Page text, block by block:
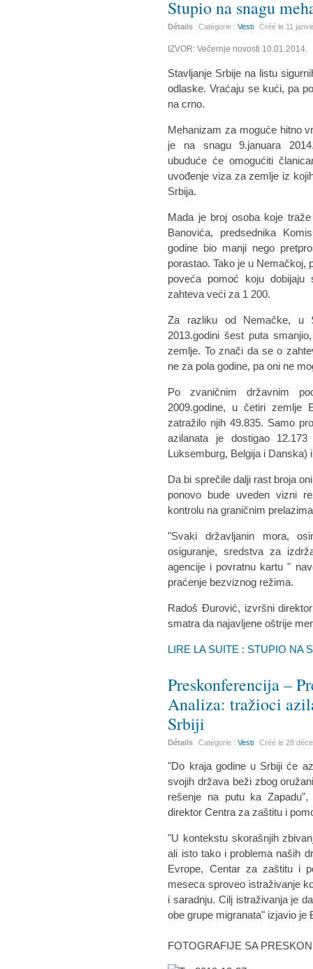
Stupio na snagu
Détails Catégorie :Vesti Créé le 11
IZVOR: Večernje novosti 10.01.2014.
Stavljanje Srbije na listu
odlaske. Vraćaju se kući, pa
na crno.
Mehanizam za moguće hitno
je na snagu 9.januara
ubuduće će omogućiti
uvođenje viza za zemlje iz
Srbija.
Mada je broj osoba koje
Banovića, predsednika
godine bio manji nego
porastao. Tako je u Nemačkoj,
poveća pomoć koju
zahteva veći za 1 200.
Za razliku od Nemačke, u
2013.godini šest puta
zemlje. To znači da se o
ne za pola godine, pa oni ne
Po zvaničnim državnim
2009.godine, u četiri zemlje
zatražilo njih 49.835. Samo
azilanata je dostigao
Luksemburg, Belgija i Danska)
Da bi sprečile dalji rast broja
ponovo bude uveden vizni
kontrolu na graničnim
"Svaki državljanin mora,
osiguranje, sredstva za
agencije i povratnu kartu "
praćenje bezviznog režima.
Radoš Đurović, izvršni
smatra da najavljene oštrije
LIRE LA SUITE : STUPIO NA
Preskonferencija –
Analiza: tražioci
Srbiji
Détails Catégorie :Vesti Créé le28
"Do kraja godine u Srbiji će
svojih država beži zbog
rešenje na putu ka Zapadu",
direktor Centra za zaštitu i
"U kontekstu skorašnjih
ali isto tako i problema naših
Evrope, Centar za zaštitu i
meseca sproveo istraživanje
i saradnju. Cilj istraživanja je
obe grupe migranata" izjavio je
FOTOGRAFIJE SA